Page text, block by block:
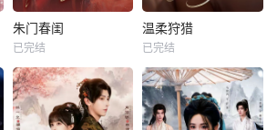
朱门春闺
已完结
温柔狩猎
已完结